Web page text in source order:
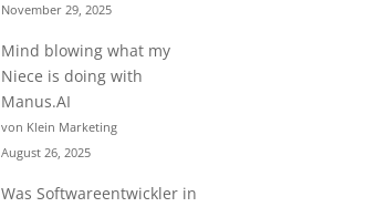
November 29, 2025
Mind blowing what my
Niece is doing with
Manus.AI
von Klein Marketing
August 26, 2025
Was Softwareentwickler in